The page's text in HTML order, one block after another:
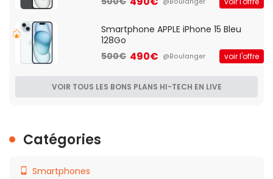
Smartphone APPLE iPhone 15 Bleu
128Go
500€ 490€ @Boulanger voir l'offre
VOIR TOUS LES BONS PLANS HI-TECH EN LIVE
Catégories
Smartphones